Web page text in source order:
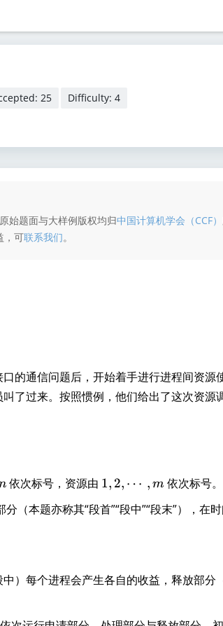
25
Difficulty: 4
始题面与大样例版权均归中国计算机学会（CCF）
，可联系我们。
的通信问题后，开始着手进行进程间资源
了过来。按照惯例，他们给出了这次资源
依次标号，资源由 1,
\
ts
1, 2, ⋯ , m依次标号。
分（本题亦称其“段首”“段中”“段末”），在
）每个进程会产生各自的收益，释放部分